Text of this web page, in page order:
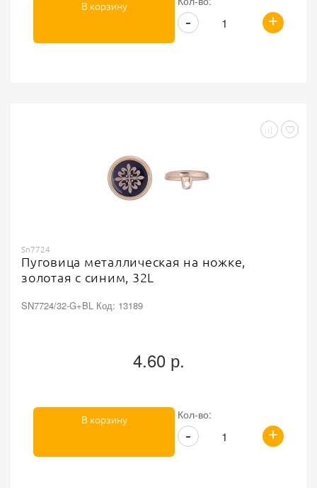
+
-
В корзину
Sn7724
Пуговица металлическая на ножке,
золотая с синим, 32L
SN7724/32-G+BL Код: 13189
4.60 р.
Кол-во:
+
-
В корзину